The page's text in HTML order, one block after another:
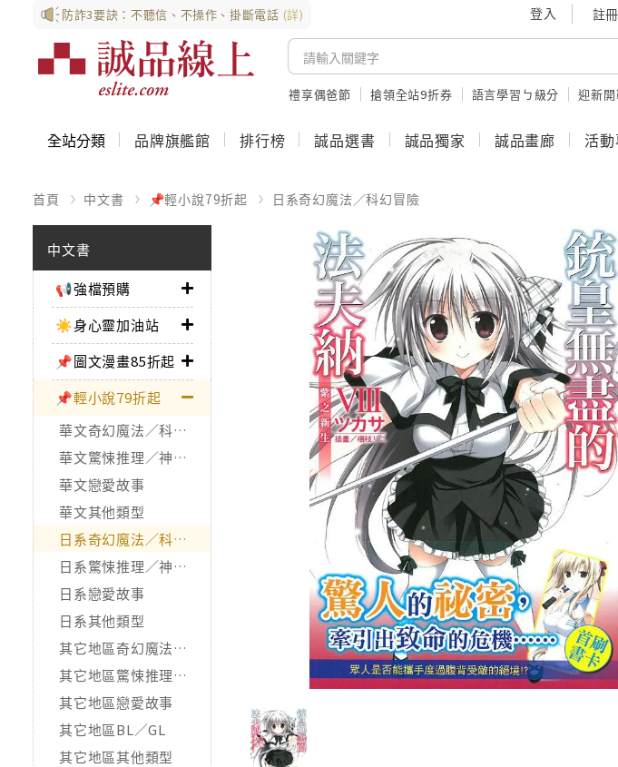
防詐3要訣：不聽信、不操作、掛斷電話 (詳) 登入 註冊
禮享偶爸節 搶領全站9折券 語言學習ㄅ級分 迎新
全站分類 品牌旗艦館 排行榜 誠品選書 誠品獨家 誠品畫廊 活
首頁 中文書 📌輕小說79折起 日系奇幻魔法／科幻冒險
中文書
📢強檔預購
☀️身心靈加油站
📌圖文漫畫85折起
📌輕小說79折起
華文奇幻魔法／科幻冒險
華文驚悚推理／神怪靈異
華文戀愛故事
華文其他類型
日系奇幻魔法／科幻冒險
日系驚悚推理／神怪靈異
日系戀愛故事
日系其他類型
其它地區奇幻魔法／科幻冒險
其它地區驚悚推理／神怪靈異
其它地區戀愛故事
其它地區BL／GL
其它地區其他類型